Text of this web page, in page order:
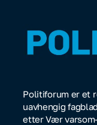
Politiforum er et
uavhengig
etter Vær